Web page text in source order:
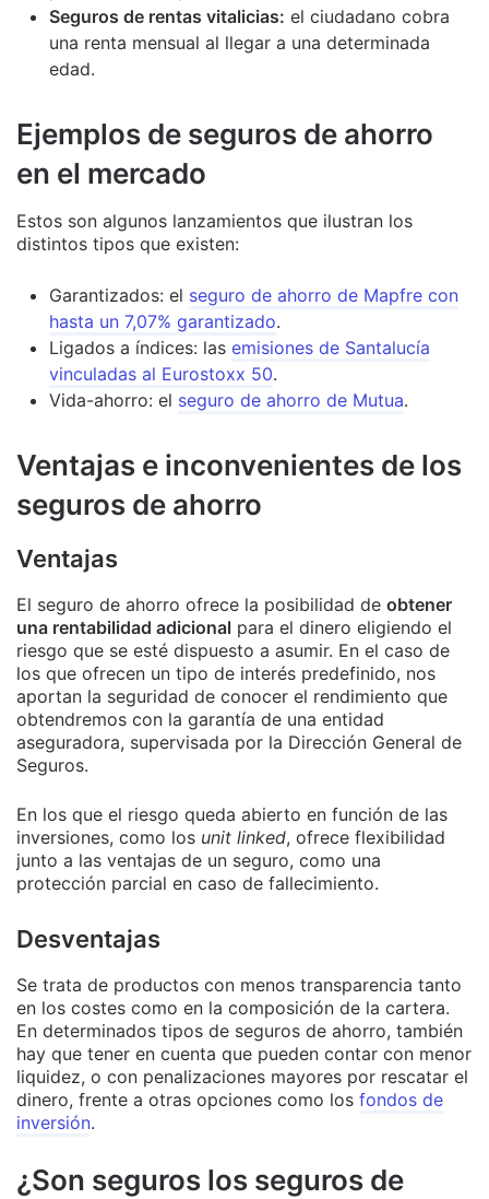
Seguros de rentas vitalicias: el ciudadano cobra
una renta mensual al llegar a una determinada
edad.
Ejemplos de seguros de ahorro
en el mercado
Estos son algunos lanzamientos que ilustran los
distintos tipos que existen:
Garantizados: el seguro de ahorro de Mapfre con
hasta un 7,07% garantizado.
Ligados a índices: las emisiones de Santalucía
vinculadas al Eurostoxx 50.
Vida-ahorro: el seguro de ahorro de Mutua.
Ventajas e inconvenientes de los
seguros de ahorro
Ventajas
El seguro de ahorro ofrece la posibilidad de obtener
una rentabilidad adicional para el dinero eligiendo el
riesgo que se esté dispuesto a asumir. En el caso de
los que ofrecen un tipo de interés predefinido, nos
aportan la seguridad de conocer el rendimiento que
obtendremos con la garantía de una entidad
aseguradora, supervisada por la Dirección General de
Seguros.
En los que el riesgo queda abierto en función de las
inversiones, como los unit linked, ofrece flexibilidad
junto a las ventajas de un seguro, como una
protección parcial en caso de fallecimiento.
Desventajas
Se trata de productos con menos transparencia tanto
en los costes como en la composición de la cartera.
En determinados tipos de seguros de ahorro, también
hay que tener en cuenta que pueden contar con menor
liquidez, o con penalizaciones mayores por rescatar el
dinero, frente a otras opciones como los fondos de
inversión.
¿Son seguros los seguros de